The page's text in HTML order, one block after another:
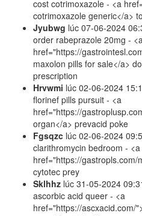
cost cotrimoxazole - <a
cotrimoxazole generic</a>
Jyubwg lúc 07-06-2024
order rabeprazole 20mg -
href="https://
maxolon pills for sale</a>
prescription
Hrvwmi lúc 02-06-2024
florinef pills pursuit - <a
href="https://
organ</a> prevacid poke
Fgsqzc lúc 02-06-2024
clarithromycin bedroom - <a
href="https://gastropls.com/
cytotec prey
Sklhhz lúc 31-05-2024
ascorbic acid queer - <a
href="https://ascxacid.com/